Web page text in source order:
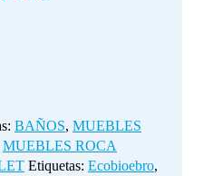
BAÑOS, MUEBLES
MUEBLES ROCA
Etiquetas: Ecobioebro,